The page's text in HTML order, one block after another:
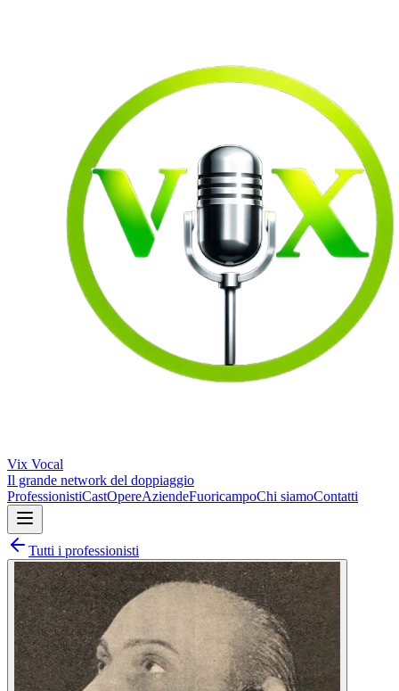
Vix Vocal
Il grande network del doppiaggio
ProfessionistiCastOpereAziendeFuoricampoChi siamoContatti
Tutti i professionisti